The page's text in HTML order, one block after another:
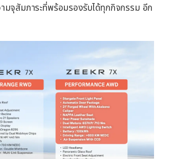
ามจุสัมภาระที่พร้อมรองรับได้ทุกกิจกรรม อีก